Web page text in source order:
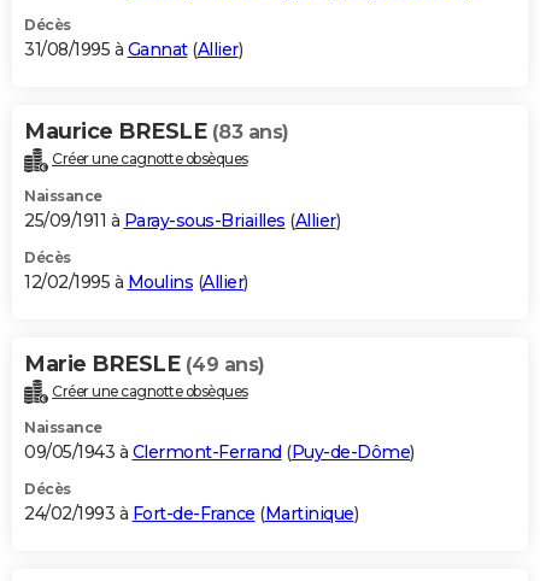
Décès
31/08/1995 à Gannat(Allier)
Maurice BRESLE (83 ans)
Créer une cagnotte obsèques
Naissance
25/09/1911 à Paray-sous-Briailles (Allier)
Décès
12/02/1995 à Moulins (Allier)
Marie BRESLE (49 ans)
Créer une cagnotte obsèques
Naissance
09/05/1943 à Clermont-Ferrand (Puy-de-Dôme)
Décès
24/02/1993 à Fort-de-France (Martinique)